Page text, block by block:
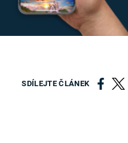
SDÍLEJTE ČLÁNEK